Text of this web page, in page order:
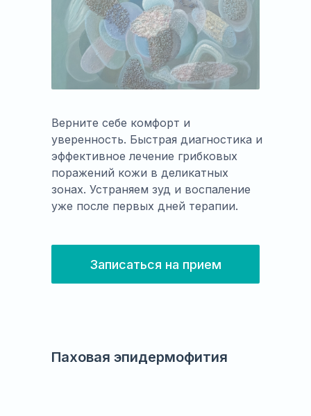
Верните себе комфорт и
уверенность. Быстрая диагностика и
эффективное лечение грибковых
поражений кожи в деликатных
зонах. Устраняем зуд и воспаление
уже после первых дней терапии.
Записаться на прием
Паховая эпидермофития